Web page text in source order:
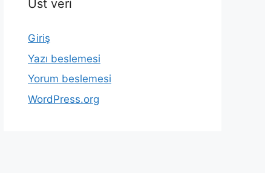
Üst veri
Giriş
Yazı beslemesi
Yorum beslemesi
WordPress.org